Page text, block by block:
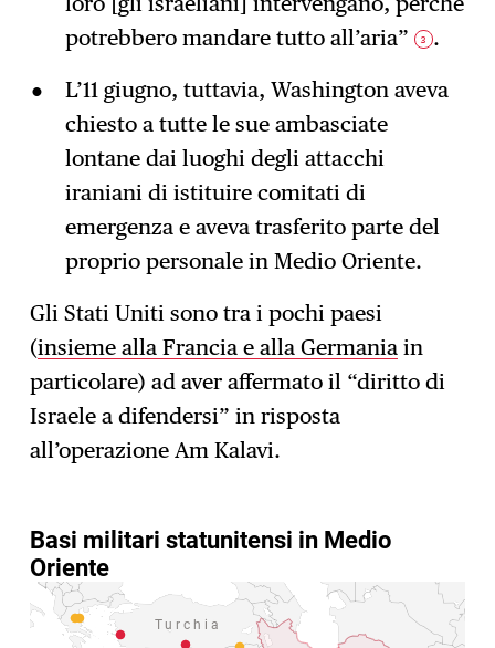
potrebbero mandare tutto all’aria”
3 .
L’11 giugno, tuttavia, Washington aveva
chiesto a tutte le sue ambasciate
lontane dai luoghi degli attacchi
iraniani di istituire comitati di
emergenza e aveva trasferito parte del
proprio personale in Medio Oriente.
Gli Stati Uniti sono tra i pochi paesi
(insieme alla Francia e alla Germania in
particolare) ad aver affermato il “diritto di
Israele a difendersi” in risposta
all’operazione Am Kalavi.